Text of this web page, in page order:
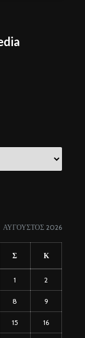
ΑΎΓΟΥΣΤΟΣ 2026
Σ Κ
1 2
8 9
15 16